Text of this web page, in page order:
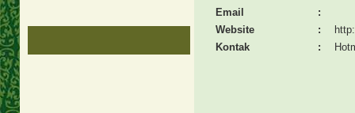
Email
:
Website
:
Kontak
: